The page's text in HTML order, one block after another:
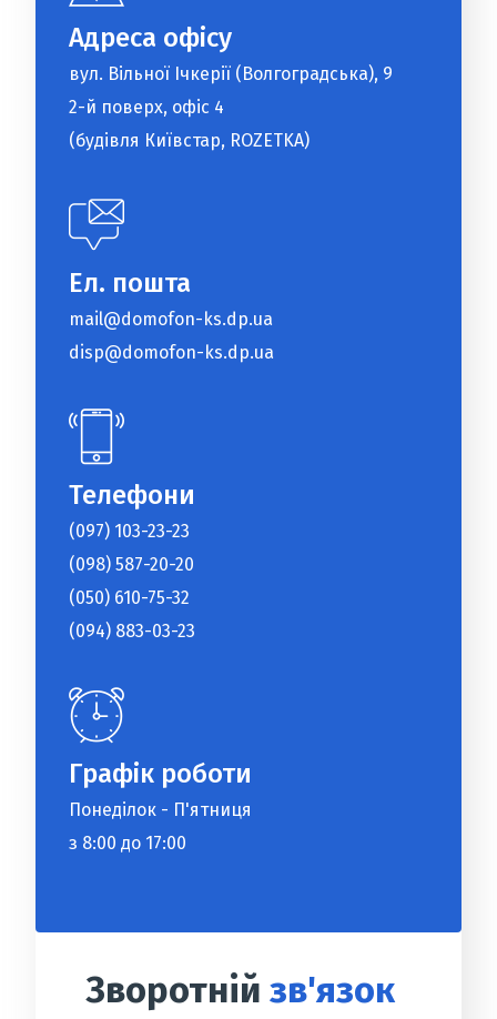
Адреса офісу
вул. Вільної Ічкерії (Волгоградська), 9
2-й поверх, офіс 4
(будівля Київстар, ROZETKA)
Ел. пошта
mail@domofon-ks.dp.ua
disp@domofon-ks.dp.ua
Телефони
(097) 103-23-23
(098) 587-20-20
(050) 610-75-32
(094) 883-03-23
Графік роботи
Понеділок - П'ятниця
з 8:00 до 17:00
Зворотнійзв'язок